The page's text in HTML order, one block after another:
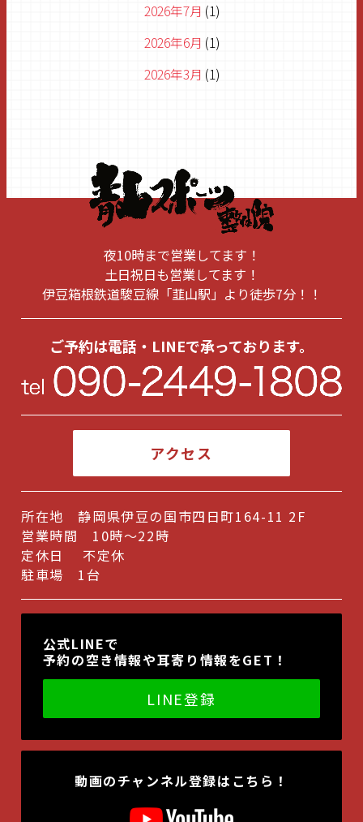
2026年7月 (1)
2026年6月 (1)
2026年3月 (1)
2025年8月
2025年6月(2)
2025年1月(1)
2024年10月(1)
2024年6月(1)
2024年5月(1)
2024年2月(1)
2023年9月(1)
2022年11月(1)
2022年9月(1)
2022年7月(1)
2022年6月(2)
夜10時まで営業してます！
土日祝日も営業してます！
伊豆箱根鉄道駿豆線「韮山駅」より徒歩7分！！
ご予約は電話・LINEで承っております。
アクセス
所在地 静岡県伊豆の国市四日町164-11 2F
営業時間 10時～22時
定休日 不定休
駐車場 1台
公式LINEで
予約の空き情報や耳寄り情報をGET！
LINE登録
動画のチャンネル登録はこちら！